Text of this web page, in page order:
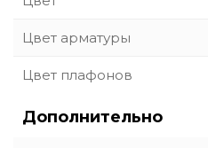
Цвет арматуры
Цвет плафонов
Дополнительно